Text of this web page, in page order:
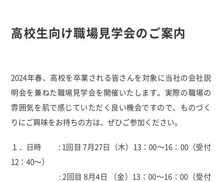
高校生向け職場見学会のご案内
2024年春、高校を卒業される皆さんを対象に当社の会社説
明会を兼ねた職場見学会を開催いたします。実際の職場の
雰囲気を肌で感じていただく良い機会ですので、ものづく
りにご興味をお持ちの方は、ぜひご参加ください。
１．日時 : 1回目 7月27日（木）13：00～16：00（受付
12：40～）
: 2回目 8月4日 （金）13：00～16：00（受付